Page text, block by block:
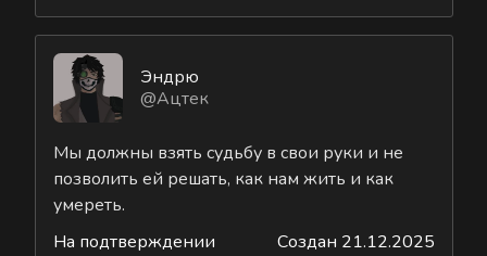
Эндрю
@Ацтек
Мы должны взять судьбу в свои руки и не
позволить ей решать, как нам жить и как
умереть.
На подтверждении
Создан 21.12.2025